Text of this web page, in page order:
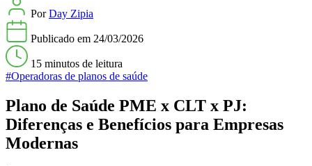
PorDay Zipia
Publicado em 24/03/2026
15 minutos de leitura
#Operadoras de planos de saúde
Plano de Saúde PME x CLT x PJ:
Diferenças e Benefícios para Empresas
Modernas